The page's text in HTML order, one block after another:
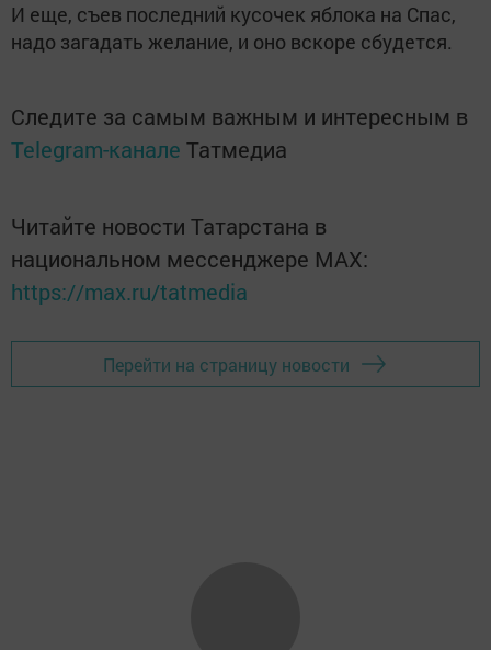
И еще, съев последний кусочек яблока на Спас,
надо загадать желание, и оно вскоре сбудется.
Следите за самым важным и интересным в
Telegram-канале Татмедиа
Читайте новости Татарстана в
национальном мессенджере MАХ:
https://max.ru/tatmedia
Перейти на страницу новости